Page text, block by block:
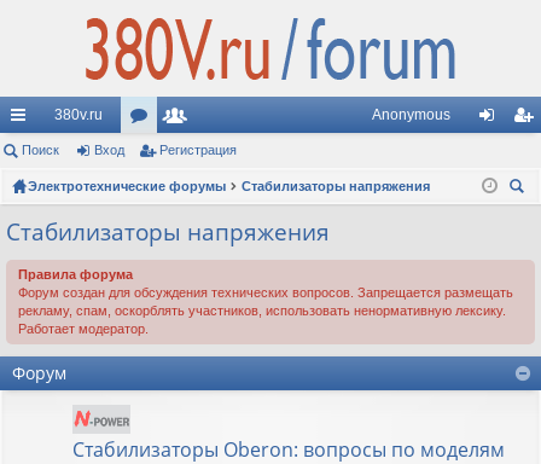
с
ы
лк
и
380v.ru
ор
ум
ол
ьз
ат
ел
Anonymous
д ис
ац
Поиск Вход Регистрация
Электротехнические форумы
Стабилизаторы напряжения
Стабилизаторы напряжения
Правила форума
Форум создан для обсуждения технических вопросов. Запрещается размещать
рекламу, спам, оскорблять участников, использовать ненормативную лексику.
Работает модератор.
Форум
Стабилизаторы Oberon: вопросы по моделям